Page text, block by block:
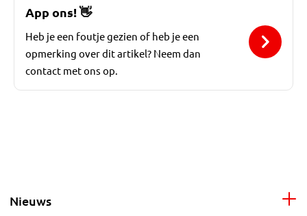
App ons!👋
Heb je een foutje gezien of heb je een
opmerking over dit artikel? Neem dan
contact met ons op.
Nieuws